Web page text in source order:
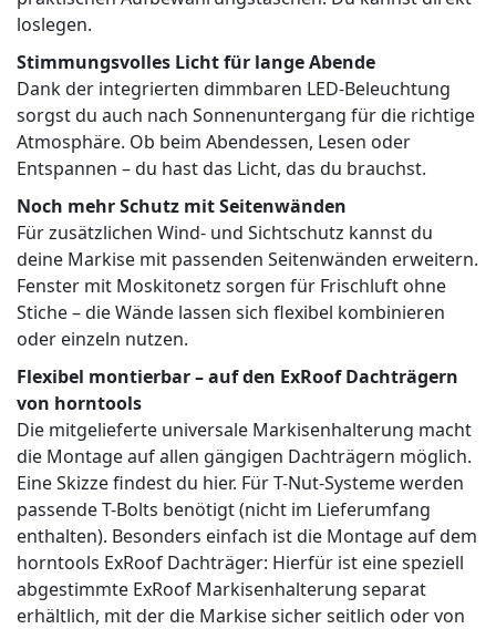
loslegen.
Stimmungsvolles Licht für lange Abende
Dank der integrierten dimmbaren LED-Beleuchtung
sorgst du auch nach Sonnenuntergang für die richtige
Atmosphäre. Ob beim Abendessen, Lesen oder
Entspannen – du hast das Licht, das du brauchst.
Noch mehr Schutz mit Seitenwänden
Für zusätzlichen Wind- und Sichtschutz kannst du
deine Markise mit passenden Seitenwänden erweitern.
Fenster mit Moskitonetz sorgen für Frischluft ohne
Stiche – die Wände lassen sich flexibel kombinieren
oder einzeln nutzen.
Flexibel montierbar – auf den ExRoof Dachträgern
von horntools
Die mitgelieferte universale Markisenhalterung macht
die Montage auf allen gängigen Dachträgern möglich.
Eine Skizze findest du hier. Für T-Nut-Systeme werden
passende T-Bolts benötigt (nicht im Lieferumfang
enthalten). Besonders einfach ist die Montage auf dem
horntools ExRoof Dachträger: Hierfür ist eine speziell
abgestimmte ExRoof Markisenhalterung separat
erhältlich, mit der die Markise sicher seitlich oder von